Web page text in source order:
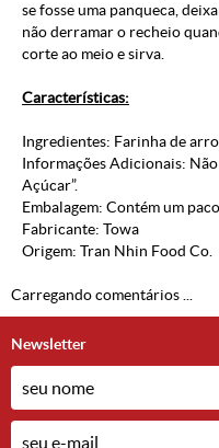
se fosse uma panqueca,
não derramar o recheio
corte ao meio e sirva.
Características:
Ingredientes: Farinha de
Informações Adicionais: Não
Açúcar”.
Embalagem: Contém um
Fabricante: Towa
Origem: Tran Nhin Food Co.
Carregando comentários ...
Newsletter